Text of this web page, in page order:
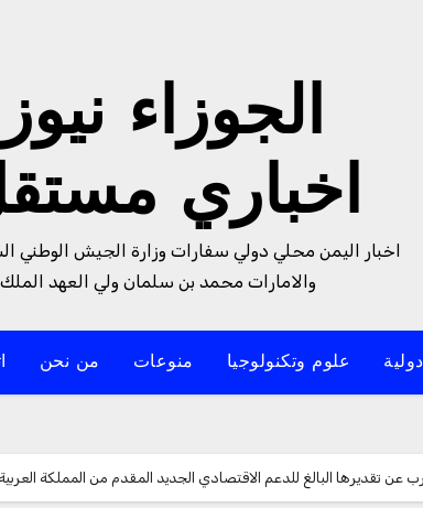
الجوزاء
اخباري
اخبار اليمن محلي دولي سفارات وزارة الجيش الوطني
والامارات محمد بن سلمان ولي العهد
دولية علوم وتكنولوجيا منوعات من نحن
عن تقديرها البالغ للدعم الاقتصادي الجديد المقدم من المملكة